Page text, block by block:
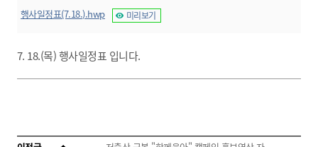
행사일정표(7.18.).hwp 미리보기
7. 18.(목) 행사일정표 입니다.